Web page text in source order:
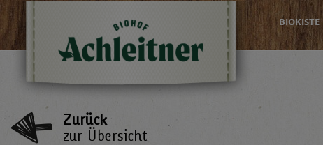
BIOKISTE
Zurück
zur Übersicht